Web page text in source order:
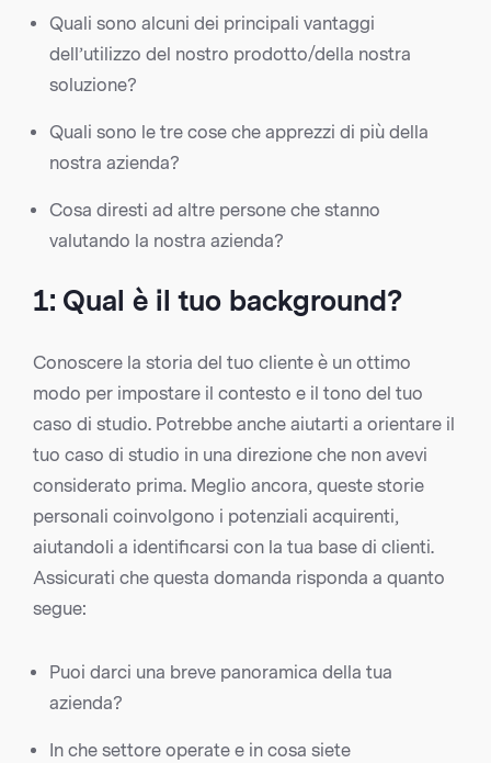
Quali sono alcuni dei principali vantaggi
dell’utilizzo del nostro prodotto/della nostra
soluzione?
Quali sono le tre cose che apprezzi di più della
nostra azienda?
Cosa diresti ad altre persone che stanno
valutando la nostra azienda?
1: Qual è il tuo background?
Conoscere la storia del tuo cliente è un ottimo
modo per impostare il contesto e il tono del tuo
caso di studio. Potrebbe anche aiutarti a orientare il
tuo caso di studio in una direzione che non avevi
considerato prima. Meglio ancora, queste storie
personali coinvolgono i potenziali acquirenti,
aiutandoli a identificarsi con la tua base di clienti.
Assicurati che questa domanda risponda a quanto
segue:
Puoi darci una breve panoramica della tua
azienda?
In che settore operate e in cosa siete